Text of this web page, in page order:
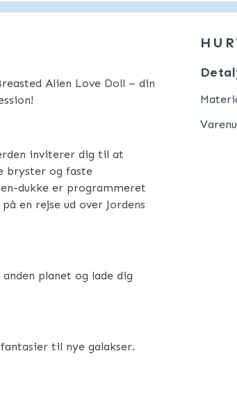
Alien Love Doll – din
inviterer dig til at
bryster og faste
dukke er programmeret
en rejse ud over Jordens
planet og lade dig
til nye galakser.